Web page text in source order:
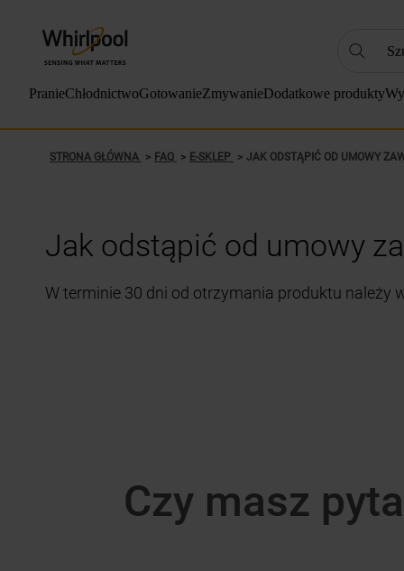
PranieChłodnictwoGotowanieZmywanieDodatkowe produkty
STRONA GŁÓWNA FAQ E-SKLEP JAK ODSTĄPIĆ OD UMOWY
Jak odstąpić od umowy
W terminie 30 dni od otrzymania produktu należy
Czy masz
7.